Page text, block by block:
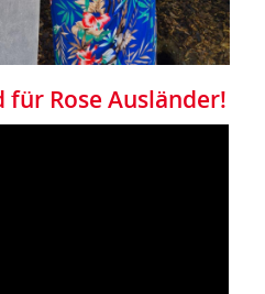
für Rose Ausländer!